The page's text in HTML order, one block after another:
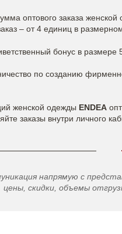
оптового заказа женской
– от 4 единиц в
бонус в размере
по созданию
женской одежды ENDEA
заказы внутри личного
напрямую с
цены, скидки, объемы